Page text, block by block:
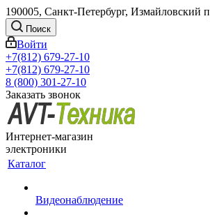
190005, Санкт-Петербург,
Поиск
Войти
+7(812) 679-27-10
+7(812) 679-27-10
8 (800) 301-27-10
Заказать звонок
Интернет-магазин
электроники
Каталог
Видеонаблюдение